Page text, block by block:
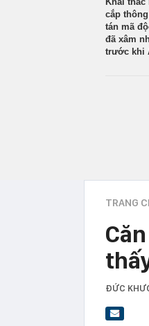
cắp
tán mã
đã xâm
trước khi
TRANG
ĐỨC